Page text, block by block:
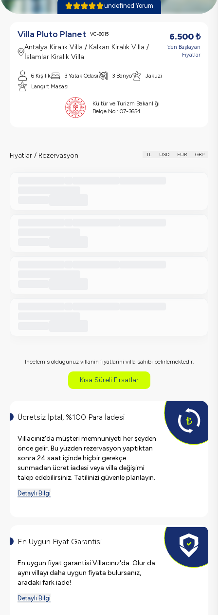
undefined Yorum
Villa Pluto Planet VC-8015
Antalya Kiralık Villa / Kalkan Kiralık Villa /
İslamlar Kiralık Villa
6.500₺
'den Başlayan
Fiyatlar
6 Kişilik 3 Yatak Odası 3 Banyo
Jakuzi
Langırt Masası
Kültür ve Turizm Bakanlığı
Belge No : 07-3654
Fiyatlar / Rezervasyon TL USD EUR GBP
Incelemis oldugunuz villanin fiyatlarini villa sahibi belirlemektedir.
Kısa Süreli Fırsatlar
Ücretsiz İptal, %100 Para İadesi
Villacınız'da müşteri memnuniyeti her şeyden
önce gelir. Bu yüzden rezervasyon yaptıktan
sonra 24 saat içinde hiçbir gerekçe
sunmadan ücret iadesi veya villa değişimi
talep edebilirsiniz. Tatilinizi güvenle planlayın.
Detaylı Bilgi
En Uygun Fiyat Garantisi
En uygun fiyat garantisi Villacınız'da. Olur da
aynı villayı daha uygun fiyata bulursanız,
aradaki fark iade!
Detaylı Bilgi